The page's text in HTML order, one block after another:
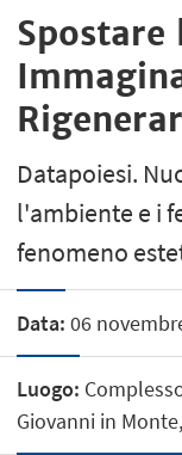
Spostare
Datapoiesi.
l'ambiente e i
fenomeno
Data: 06
Luogo:
Giovanni in